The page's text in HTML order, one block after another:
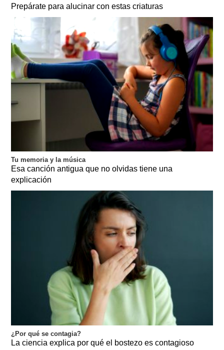
Prepárate para alucinar con estas criaturas
Tu memoria y la música
Esa canción antigua que no olvidas tiene una
explicación
¿Por qué se contagia?
La ciencia explica por qué el bostezo es contagioso